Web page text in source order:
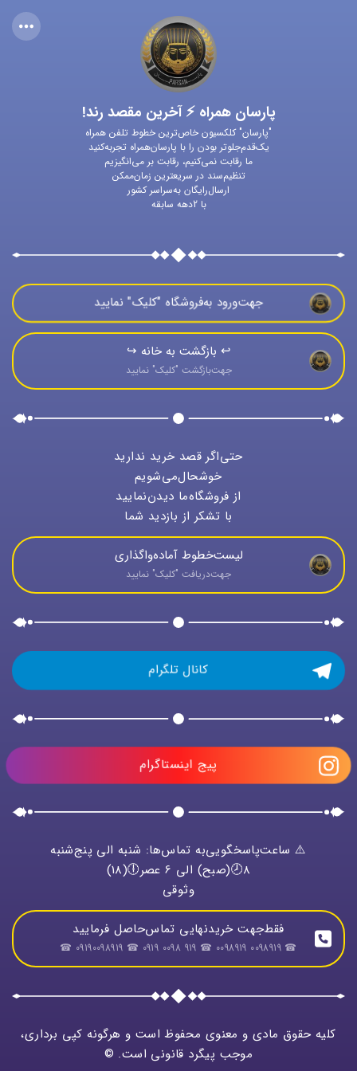
پارسان همراه ⚡ آخرین مقصد رند!
"پارسان" کلکسیون خاص‌ترین خطوط تلفن همراه
یک‌قدم‌جلوتر بودن را با پارسان‌همراه تجربه‌کنید
ما رقابت نمی‌کنیم، رقابت بر می‌انگیزیم
تنظیم‌سند در سریعترین زمان‌ممکن
ارسال‌رایگان به‌سراسر کشور
با 2دهه سابقه
جهت‌ورود به‌فروشگاه "كليک" نماييد
↩️ بازگشت به خانه ↪️
جهت‌بازگشت "كليک" نماييد
حتی‌اگر قصد خرید ندارید
خوشحال‌می‌شویم
از فروشگاه‌ما دیدن‌نمایید
با تشکر از بازدید شما
لیست‌خطوط آماده‌واگذاری
جهت‌دريافت "كليک" نماييد
کانال تلگرام
پیج اینستاگرام
⚠️ ساعت‌پاسخگویی‌به تماس‌ها: شنبه الی پنج‌شنبه
8🕗(صبح) الی 6 عصر🕕(18)
وثوقی
فقط‌جهت خریدنهایی تماس‌حاصل فرمایید
☎ 0098919 0098919 ☎ 919 0098 0919 ☎ 09190098919 ☎
کلیه حقوق مادی و معنوی محفوظ است و هرگونه کپی برداری،
موجب پیگرد قانونی است. ©